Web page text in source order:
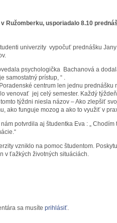
Ružomberku, usporiadalo 8.10
univerzity vypočuť prednášku
psychologička Bachanová a
samostatný prístup, “ .
centrum len jednu prednášku
venovať jej celý semester. Každý
týždni niesla názov – Ako zlepšiť
ako funguje mozog a ako to využiť v
potvrdila aj študentka Eva : „
vzniklo na pomoc študentom.
v ťažkých životných situáciách.
sa musíte prihlásiť.